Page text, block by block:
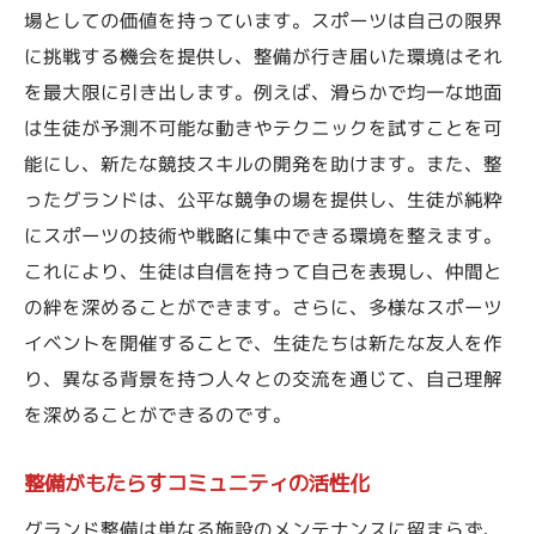
場としての価値を持っています。スポーツは自己の限界
に挑戦する機会を提供し、整備が行き届いた環境はそれ
を最大限に引き出します。例えば、滑らかで均一な地面
は生徒が予測不可能な動きやテクニックを試すことを可
能にし、新たな競技スキルの開発を助けます。また、整
ったグランドは、公平な競争の場を提供し、生徒が純粋
にスポーツの技術や戦略に集中できる環境を整えます。
これにより、生徒は自信を持って自己を表現し、仲間と
の絆を深めることができます。さらに、多様なスポーツ
イベントを開催することで、生徒たちは新たな友人を作
り、異なる背景を持つ人々との交流を通じて、自己理解
を深めることができるのです。
整備がもたらすコミュニティの活性化